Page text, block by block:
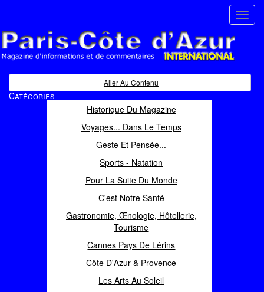
Magazine d'informations et de commentaires
Aller Au Contenu
Catégories
Historique Du Magazine
Voyages... Dans Le Temps
Geste Et Pensée...
Sports - Natation
Pour La Suite Du Monde
C'est Notre Santé
Gastronomie, Œnologie, Hôtellerie,
Tourisme
Cannes Pays De Lérins
Côte D'Azur & Provence
Les Arts Au Soleil